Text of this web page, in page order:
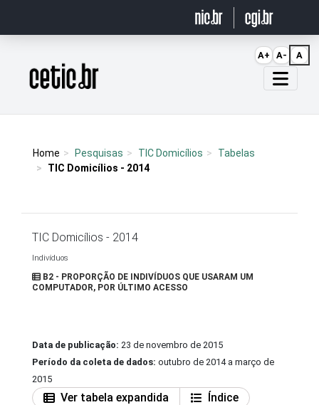
Página inicial
Home Pesquisas TIC Domicílios
Tabelas
TIC Domicílios - 2014
TIC Domicílios - 2014
Indivíduos
B2 - PROPORÇÃO DE INDIVÍDUOS QUE USARAM UM
COMPUTADOR, POR ÚLTIMO ACESSO
Data de publicação: 23 de novembro de 2015
Período da coleta de dados: outubro de 2014 a março de
2015
Ver tabela expandida
Índice
A+ A- A